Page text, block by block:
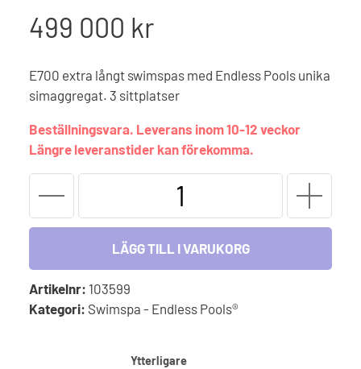
499 000 kr
E700 extra långt swimspas med Endless Pools unika
simaggregat. 3 sittplatser
Beställningsvara. Leverans inom 10-12 veckor
Längre leveranstider kan förekomma.
Endless
Systems
mängd
LÄGG TILL I VARUKORG
Artikelnr: 103599
Kategori: Swimspa - Endless Pools®
Ytterligare